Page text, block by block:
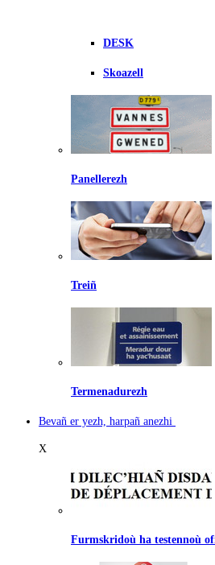
DESK
Skoazell
Panellerezh
Treiñ
Termenadurezh
Bevañ er yezh, harpañ anezhi
X
Furmskridoù ha testennoù